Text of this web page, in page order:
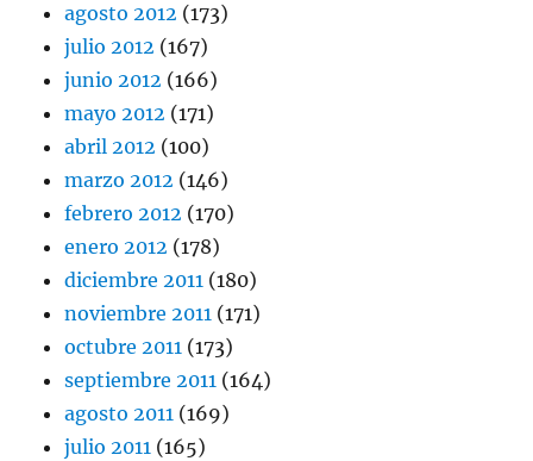
agosto 2012 (173)
julio 2012 (167)
junio 2012 (166)
mayo 2012 (171)
abril 2012 (100)
marzo 2012 (146)
febrero 2012 (170)
enero 2012 (178)
diciembre 2011 (180)
noviembre 2011 (171)
octubre 2011 (173)
septiembre 2011 (164)
agosto 2011 (169)
julio 2011 (165)